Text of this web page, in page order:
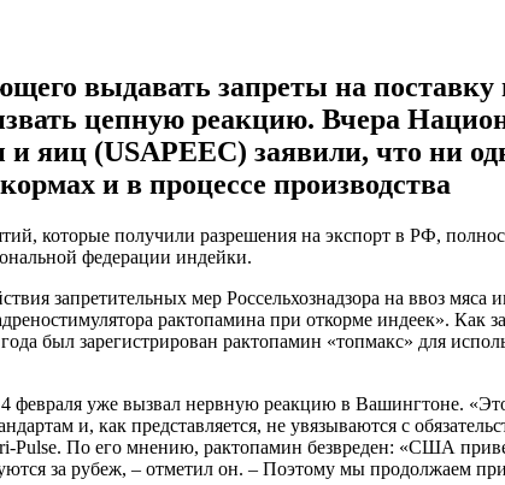
выдавать запреты на
цепную реакцию. Вчера
(USAPEEC) заявили, что ни
и в процессе производства
которые получили разрешения на экспорт в РФ,
федерации индейки.
запретительных мер Россельхознадзора на ввоз
рактопамина при откорме индеек». Как
был зарегистрирован рактопамин «топмакс» для
февраля уже вызвал нервную реакцию в Вашингтоне.
и, как представляется, не увязываются с
По его мнению, рактопамин безвреден: «США
за рубеж, – отметил он. – Поэтому мы продолжаем